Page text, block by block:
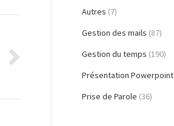
Autres (7)
Gestion des mails (87)
Gestion du temps (190)
Présentation Powerpoint
Prise de Parole (36)